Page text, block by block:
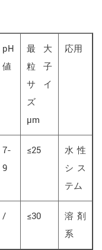
pH
値
最大
粒子
サイ
ズ
μm
応用
7-
9
≤25
水性
シス
テム
/ ≤30
溶剤
系